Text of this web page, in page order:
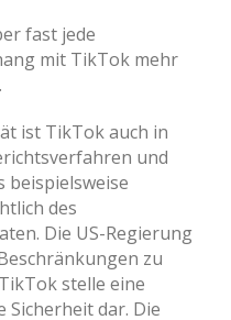
fast jede
mit TikTok mehr
ist TikTok auch in
und
beispielsweise
des
Die US-Regierung
zu
stelle eine
dar. Die